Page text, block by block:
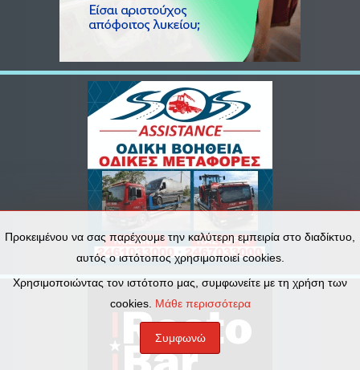
Προκειμένου να σας παρέχουμε την καλύτερη εμπειρία στο διαδίκτυο,
αυτός ο ιστότοπος χρησιμοποιεί cookies.
Χρησιμοποιώντας τον ιστότοπο μας, συμφωνείτε με τη χρήση των
cookies. Μάθε περισσότερα
Συμφωνώ